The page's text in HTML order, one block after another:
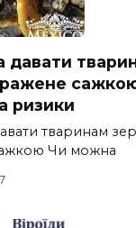
давати
ризики
тваринам
Чи можна